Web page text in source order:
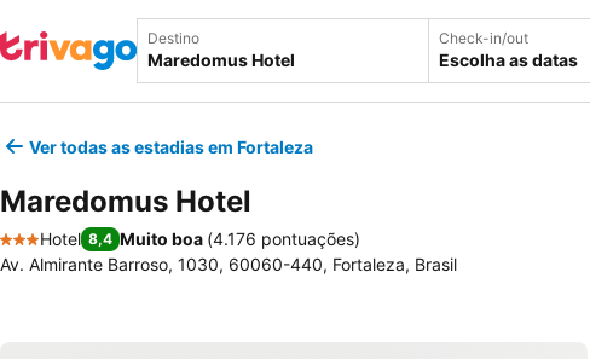
Destino Check-in/out
Escolha as datas
Ver todas as estadias em Fortaleza
Maredomus Hotel
3 Estrelas
Hotel 8,4 Muito boa (4.176 pontuações)
Av. Almirante Barroso, 1030, 60060-440, Fortaleza, Brasil